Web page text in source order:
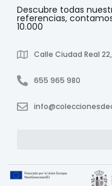
Descubre todas
referencias,
10.000
Calle Ciudad Real
655 965 980